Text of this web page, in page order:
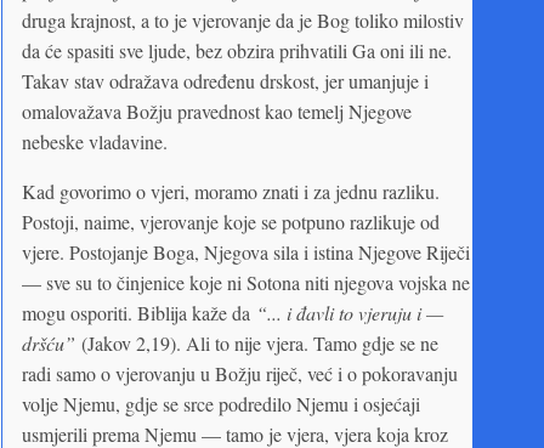
druga krajnost, a to je vjerovanje da je Bog toliko milostiv
da će spasiti sve ljude, bez obzira prihvatili Ga oni ili ne.
Takav stav odražava određenu drskost, jer umanjuje i
omalovažava Božju pravednost kao temelj Njegove
nebeske vladavine.
Kad govorimo o vjeri, moramo znati i za jednu razliku.
Postoji, naime, vjerovanje koje se potpuno razlikuje od
vjere. Postojanje Boga, Njegova sila i istina Njegove Riječi
— sve su to činjenice koje ni Sotona niti njegova vojska ne
mogu osporiti. Biblija kaže da “... i đavli to vjeruju i —
dršću” (Jakov 2,19). Ali to nije vjera. Tamo gdje se ne
radi samo o vjerovanju u Božju riječ, već i o pokoravanju
volje Njemu, gdje se srce podredilo Njemu i osjećaji
usmjerili prema Njemu — tamo je vjera, vjera koja kroz